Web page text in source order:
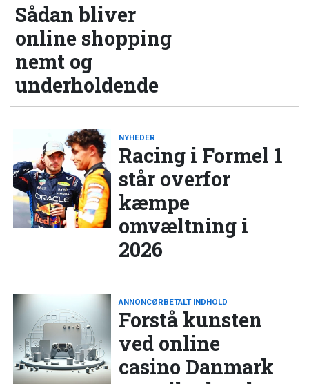
Sådan bliver
online shopping
nemt og
underholdende
NYHEDER
Racing i Formel 1
står overfor
kæmpe
omvæltning i
2026
ANNONCØRBETALT INDHOLD
Forstå kunsten
ved online
casino Danmark